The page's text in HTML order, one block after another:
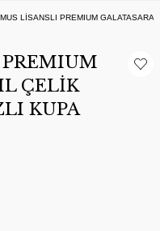
LİSANSLI PREMIUM
ÇELİK
KUPA